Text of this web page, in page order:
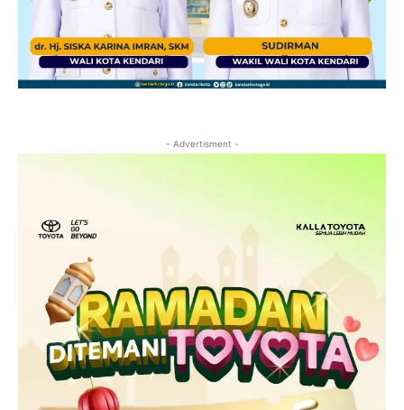
- Advertisment -